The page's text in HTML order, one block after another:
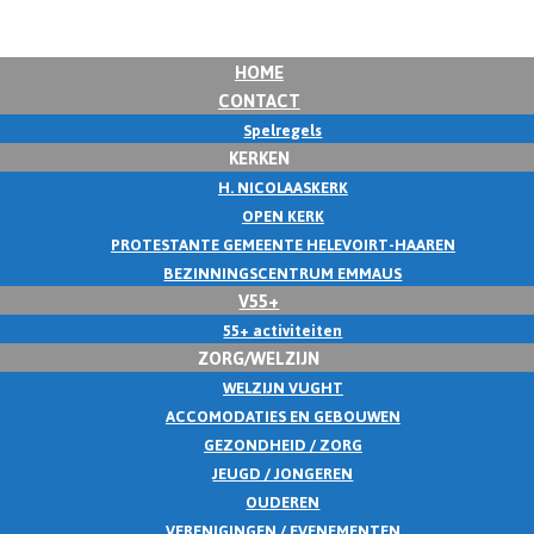
HOME
CONTACT
Spelregels
KERKEN
H. NICOLAASKERK
OPEN KERK
PROTESTANTE GEMEENTE HELEVOIRT-HAAREN
BEZINNINGSCENTRUM EMMAUS
V55+
55+ activiteiten
ZORG/WELZIJN
WELZIJN VUGHT
ACCOMODATIES EN GEBOUWEN
GEZONDHEID / ZORG
JEUGD / JONGEREN
OUDEREN